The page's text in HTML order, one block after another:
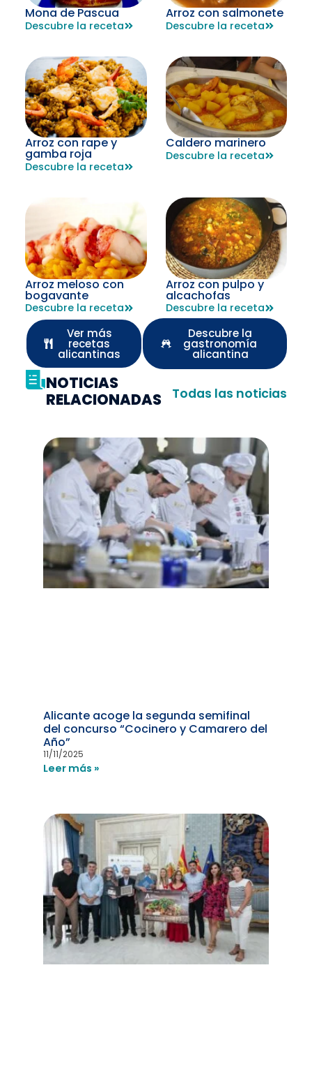
Mona de Pascua
Descubre la receta
Arroz con salmonete
Descubre la receta
Arroz con rape y
gamba roja
Descubre la receta
Caldero marinero
Descubre la receta
Arroz meloso con
bogavante
Descubre la receta
Arroz con pulpo y
alcachofas
Descubre la receta
Descubre la
gastronomía
alicantina
Ver más
recetas
alicantinas
NOTICIAS
RELACIONADAS
Todas las noticias
Alicante acoge la segunda semifinal
del concurso “Cocinero y Camarero del
Año”
11/11/2025
Leer más »